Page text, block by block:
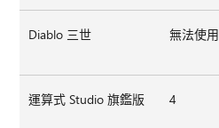
Diablo 三世 無法使用
運算式 Studio 旗鑑版 4